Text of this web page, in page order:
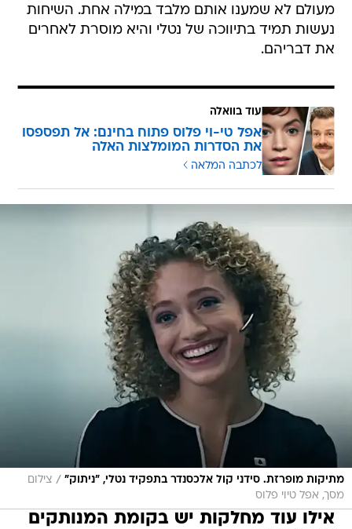
מעולם לא שמענו אותם מלבד במילה אחת. השיחות
נעשות תמיד בתיווכה של נטלי והיא מוסרת לאחרים
את דבריהם.
עוד בוואלה
אפל טי-וי פלוס פתוח בחינם: אל תפספסו
את הסדרות המומלצות האלה
לכתבה המלאה
מתיקות מופרזת. סידני קול אלכסנדר בתפקיד נטלי, "ניתוק" / צילום
מסך, אפל טיוי פלוס
אילו עוד מחלקות יש בקומת המנותקים